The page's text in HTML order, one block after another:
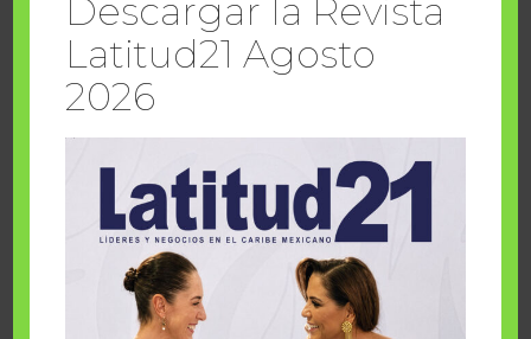
Cuando la solidaridad inspira; cumplen
sueños Fairmont Mayakoba y Make-A-Wish
Descargar la Revista
Latitud21 Agosto
2026